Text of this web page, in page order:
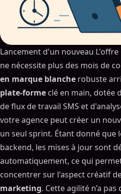
Lancement d'un nouveau L'offre
ne nécessite plus des mois de
en marque blanche robuste
plate-forme clé en main, dotée
de flux de travail SMS et
votre agence peut créer un
un seul sprint. Étant donné que
backend, les mises à jour sont
automatiquement, ce qui
concentrer sur l'aspect créatif
marketing. Cette agilité n’a